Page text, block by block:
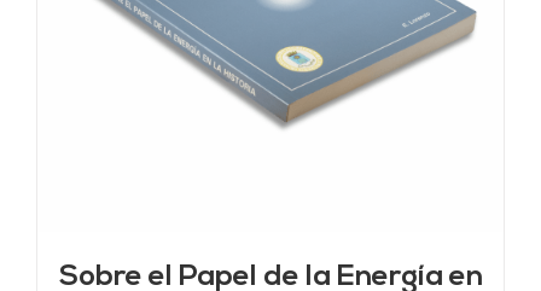
Sobre el Papel de la Energía en